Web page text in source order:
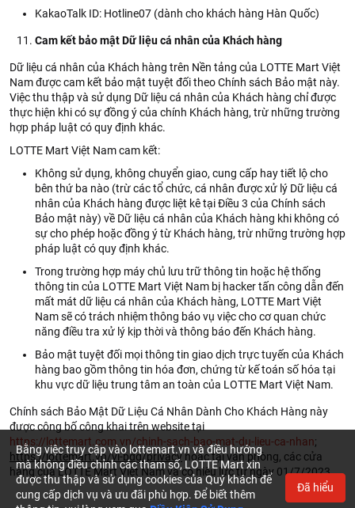
KakaoTalk ID: Hotline07 (dành cho khách hàng Hàn Quốc)
Cam kết bảo mật Dữ liệu cá nhân của Khách hàng
Dữ liệu cá nhân của Khách hàng trên Nền tảng của LOTTE Mart Việt
Nam được cam kết bảo mật tuyệt đối theo Chính sách Bảo mật này.
Việc thu thập và sử dụng Dữ liệu cá nhân của Khách hàng chỉ được
thực hiện khi có sự đồng ý của chính Khách hàng, trừ những trường
hợp pháp luật có quy định khác.
LOTTE Mart Việt Nam cam kết:
Không sử dụng, không chuyển giao, cung cấp hay tiết lộ cho
bên thứ ba nào (trừ các tổ chức, cá nhân được xử lý Dữ liệu cá
nhân của Khách hàng được liệt kê tại Điều 3 của Chính sách
Bảo mật này) về Dữ liệu cá nhân của Khách hàng khi không có
sự cho phép hoặc đồng ý từ Khách hàng, trừ những trường hợp
pháp luật có quy định khác.
Trong trường hợp máy chủ lưu trữ thông tin hoặc hệ thống
thông tin của LOTTE Mart Việt Nam bị hacker tấn công dẫn đến
mất mát dữ liệu cá nhân của Khách hàng, LOTTE Mart Việt
Nam sẽ có trách nhiệm thông báo vụ việc cho cơ quan chức
năng điều tra xử lý kịp thời và thông báo đến Khách hàng.
Bảo mật tuyệt đối mọi thông tin giao dịch trực tuyến của Khách
hàng bao gồm thông tin hóa đơn, chứng từ kế toán số hóa tại
khu vực dữ liệu trung tâm an toàn của LOTTE Mart Việt Nam.
Chính sách Bảo Mật Dữ Liệu Cá Nhân Dành Cho Khách Hàng này
được công bố công khai trên website tại
https://lottemart.com.vn/chinh-sach-bao-mat-du-lieu-ca-nhan;
https://lottemart.vn/vi-bdg/privacyhoặc tại văn phòng, các cửa
hàng của LOTTE Mart Việt Nam và có hiệu lực từ ngày 01/7/2023.
Bằng việc truy cập vào lottemart.vn và điều hướng
mà không điều chỉnh các tham số, LOTTE Mart xin
được thu thập và sử dụng cookies của Quý khách để
cung cấp dịch vụ và ưu đãi phù hợp. Để biết thêm
Đã hiểu